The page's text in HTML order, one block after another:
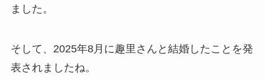
ました。
そして、2025年8月に趣里さんと結婚したことを発
表されましたね。